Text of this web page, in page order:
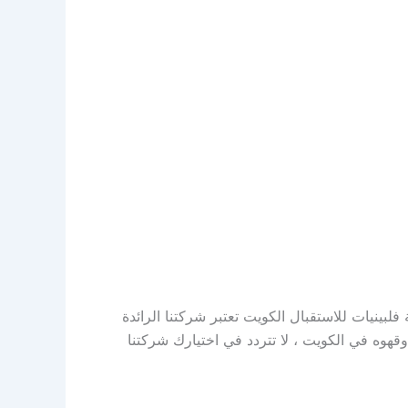
افضل خدمة فلبينيات للاستقبال الكويت تعتبر شركتنا الرائدة
في الكويت ، لا تتردد في اختيارك شركتنا